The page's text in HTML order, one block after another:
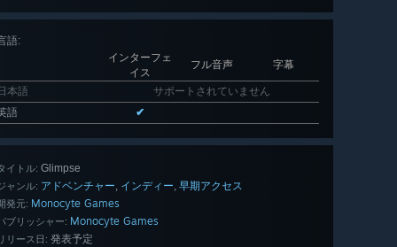
語:
インターフェ
イス
フル音声 字幕
本語
サポートされていません
語
✔
イトル: Glimpse
ャンル: アドベンチャー, インディー, 早期アクセス
発元: Monocyte Games
ブリッシャー: Monocyte Games
リース日: 発表予定